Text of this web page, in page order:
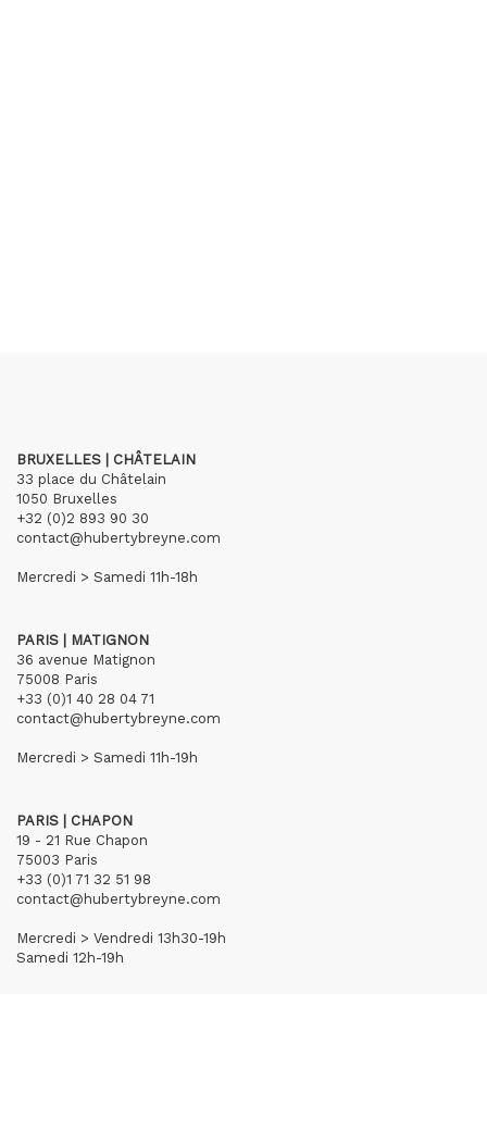
BRUXELLES | CHÂTELAIN
33 place du Châtelain
1050 Bruxelles
+32 (0)2 893 90 30
contact@hubertybreyne.com
Mercredi > Samedi 11h-18h
PARIS | MATIGNON
36 avenue Matignon
75008 Paris
+33 (0)1 40 28 04 71
contact@hubertybreyne.com
Mercredi > Samedi 11h-19h
PARIS | CHAPON
19 - 21 Rue Chapon
75003 Paris
+33 (0)1 71 32 51 98
contact@hubertybreyne.com
Mercredi > Vendredi 13h30-19h
Samedi 12h-19h